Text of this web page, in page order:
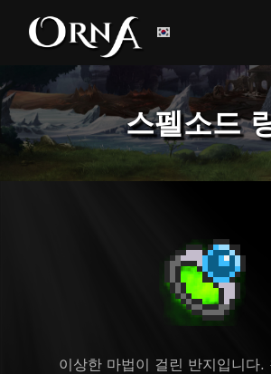
스펠소드
이상한 마법이 걸린 반지입니다.